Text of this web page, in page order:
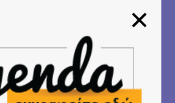
παραθέτει με διασκεδαστικό